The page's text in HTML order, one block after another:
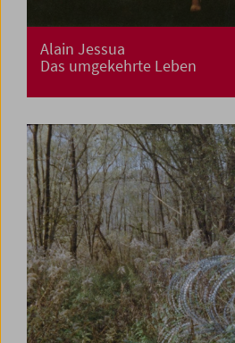
Alain Jessua
Das umgekehrte Leben